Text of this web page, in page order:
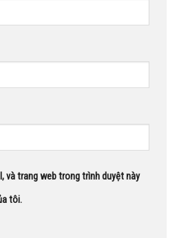
và trang web trong trình duyệt này
tôi.